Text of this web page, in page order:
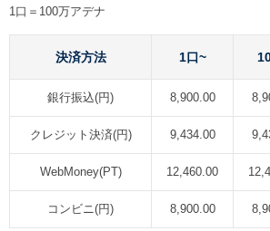
1口＝100万アデナ
決済方法 1口~
銀行振込(円) 8,900.00
クレジット決済(円) 9,434.00
WebMoney(PT) 12,460.00
コンビニ(円) 8,900.00